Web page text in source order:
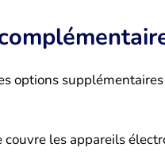
options
couvre les appareils